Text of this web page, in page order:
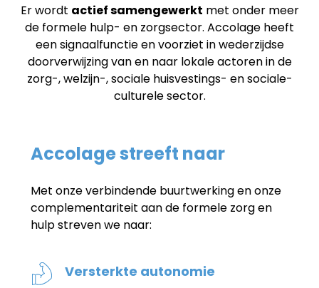
Er wordt actief samengewerkt met onder meer
de formele hulp- en zorgsector. Accolage heeft
een signaalfunctie en voorziet in wederzijdse
doorverwijzing van en naar lokale actoren in de
zorg-, welzijn-, sociale huisvestings- en sociale-
culturele sector.
Accolage streeft naar
Met onze verbindende buurtwerking en onze
complementariteit aan de formele zorg en
hulp streven we naar​:
Versterkte autonomie